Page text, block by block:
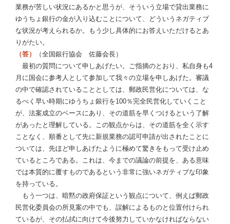
業務が苦しい状況にあるかと思うが、そういう立場で貸出業務に
ゆうちょ銀行の金が入り込むことについて、どういうネガティブ
な状況が考えられるか。もう少し具体的にお答えいただけるとあ
りがたい。
（答）
（全国銀行協会 佐藤会長）
最初の質問について申しあげたい。ご指摘のとおり、私自身も4
月に国会に参考人として参加して我々の立場を申しあげた。審議
の中で確認されていることとしては、郵政民営化については、な
るべく早い時期にゆうちょ銀行を100％完全民営化していくこと
が、法案成立のベースにあり、その道筋を早くつけるという了解
があったと理解している。この観点からは、その道筋を全く示す
ことなく、順番として先に新規業務の認可申請が出されたことに
ついては、先ほど申しあげたように極めて驚きをもって受け止め
ているところである。これは、今までの議論の前提を、ある意味
では本質的に覆すものであるという非常に強いネガティブな印象
を持っている。
もう一つは、暗黙の政府保証という観点について、例えば郵政
民営化委員会の所見案の中でも、誤解によるものと位置付けられ
ているが、その払拭に向けて今後努力していかなければならない